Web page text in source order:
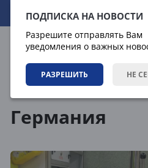
ПОДПИСКА НА НОВОСТИ
Разрешите отправлять Вам
уведомления о важных
РАЗРЕШИТЬ НЕ
10.08.2026 13:07:51
Германия